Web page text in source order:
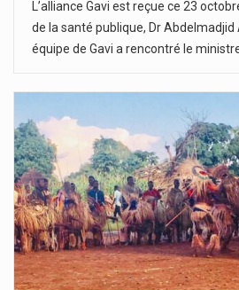
L’alliance Gavi est reçue ce 23
de la santé publique, Dr
équipe de Gavi a rencontré le